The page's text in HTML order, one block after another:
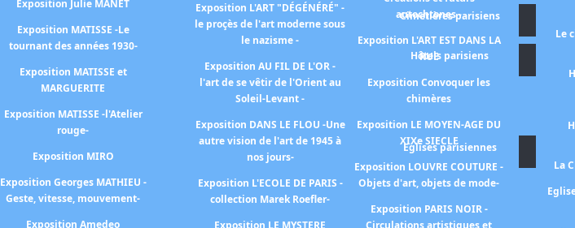
Exposition Julie MANET
Exposition MATISSE -Le
tournant des années 1930-
Exposition MATISSE et
MARGUERITE
Exposition MATISSE -l'Atelier
rouge-
Exposition MIRO
Exposition Georges MATHIEU -
Geste, vitesse, mouvement-
Exposition Amedeo
Exposition L'ART "DÉGÉNÉRÉ" -
le proçès de l'art moderne sous
le nazisme -
Exposition AU FIL DE L'OR -
l'art de se vêtir de l'Orient au
Soleil-Levant -
Exposition DANS LE FLOU -Une
autre vision de l'art de 1945 à
nos jours-
Exposition L'ECOLE DE PARIS -
collection Marek Roefler-
autochtones -
Exposition L'ART EST DANS LA
RUE
Exposition Convoquer les
chimères
Exposition LE MOYEN-AGE DU
XIXe SIECLE
Exposition LOUVRE COUTURE -
Objets d'art, objets de mode-
Exposition PARIS NOIR -
Cimetières parisiens
Le
Hôtels parisiens
Eglises parisiennes
La